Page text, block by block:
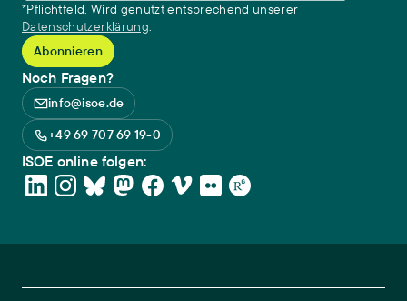
*Pflichtfeld. Wird genutzt entsprechend unserer
Datenschutzerklärung.
Noch Fragen?
info@isoe.de
+49 69 707 69 19-0
ISOE online folgen: